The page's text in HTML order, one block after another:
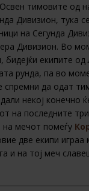
тимовите од
Дивизион, тука
на Сегунда
Дивизион. Во
бидејќи екипите од
рунда, па во
спремни да одат
некој конечно
на последните
мечот помеѓу
две екипи
и на тој меч